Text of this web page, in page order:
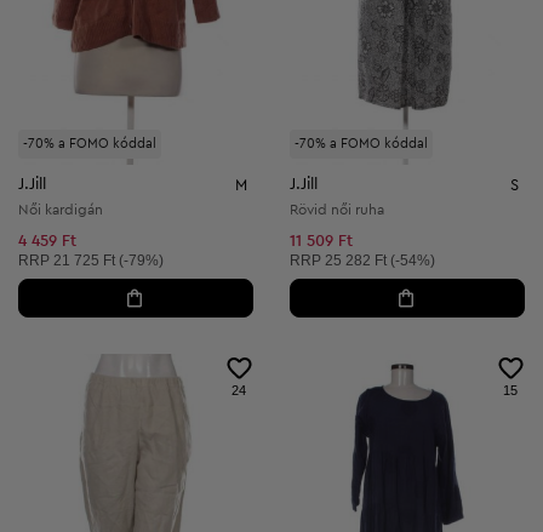
-70% a FOMO kóddal
J.Jill M
Női kardigán
4 459 Ft
Ajánlott ár:
RRP 21 725 Ft (-79%)
-70% a FOMO kóddal
J.Jill S
Rövid női ruha
11 509 Ft
Ajánlott ár:
RRP 25 282 Ft (-54%)
24 15